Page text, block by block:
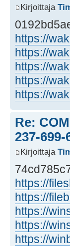
Kirjoittaja
https://
https://
https://
https://
https://
Re:
237-699-
Kirjoittaja
https://
https://
https://
https://
https://